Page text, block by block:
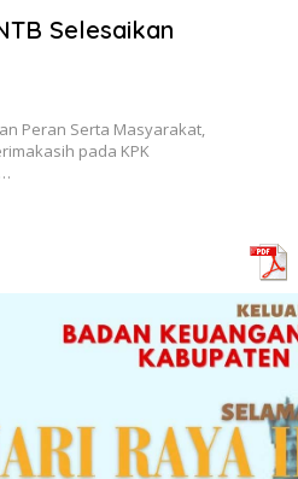
Selesaikan
Peran Serta Masyarakat,
pada KPK